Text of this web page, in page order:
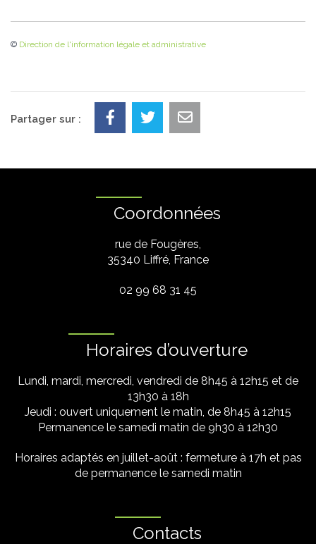
© Direction de l'information légale et administrative
Partager sur :
Coordonnées
rue de Fougères,
35340 Liffré, France
02 99 68 31 45
Horaires d’ouverture
Lundi, mardi, mercredi, vendredi de 8h45 à 12h15 et de
13h30 à 18h
Jeudi : ouvert uniquement le matin, de 8h45 à 12h15
Permanence le samedi matin de 9h30 à 12h30
Horaires adaptés en juillet-août : fermeture à 17h et pas
de permanence le samedi matin
Contacts